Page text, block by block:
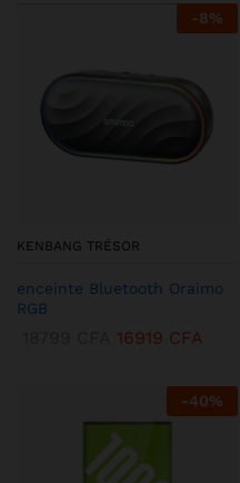
-8%
KENBANG TRÉSOR
enceinte Bluetooth Oraimo
RGB
16919 CFA
-40%